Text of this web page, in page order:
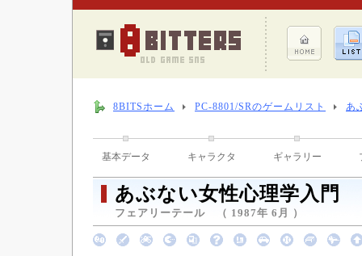
8BITSホーム PC-8801/SRのゲームリスト あ
基本データ キャラクタ ギャラリー
あぶない女性心理学入門
フェアリーテール （ 1987年 6月 ）